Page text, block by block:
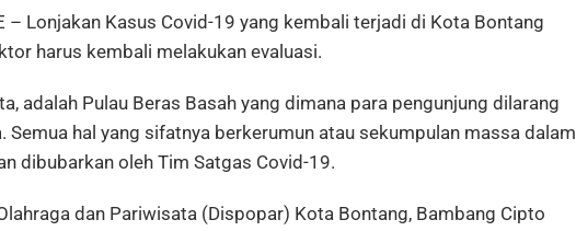
– Lonjakan Kasus Covid-19 yang kembali terjadi di Kota Bontang
harus kembali melakukan evaluasi.
adalah Pulau Beras Basah yang dimana para pengunjung dilarang
Semua hal yang sifatnya berkerumun atau sekumpulan massa dalam
dibubarkan oleh Tim Satgas Covid-19.
dan Pariwisata (Dispopar) Kota Bontang, Bambang Cipto